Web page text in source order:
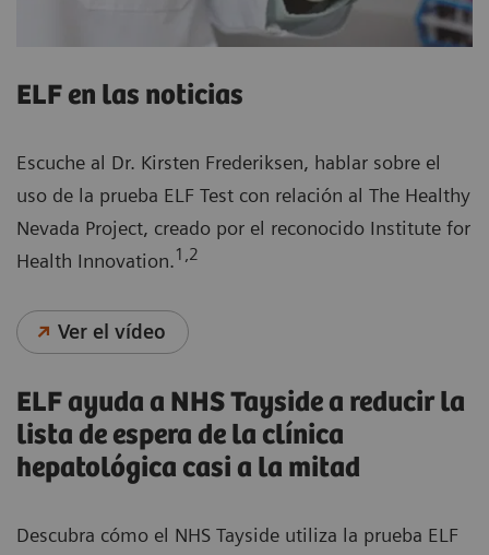
ELF en las noticias
Escuche al Dr. Kirsten Frederiksen, hablar sobre el
uso de la prueba ELF Test con relación al The Healthy
Nevada Project, creado por el reconocido Institute for
Health Innovation.1,2
Ver el vídeo
ELF ayuda a NHS Tayside a reducir la
lista de espera de la clínica
hepatológica casi a la mitad
Descubra cómo el NHS Tayside utiliza la prueba ELF